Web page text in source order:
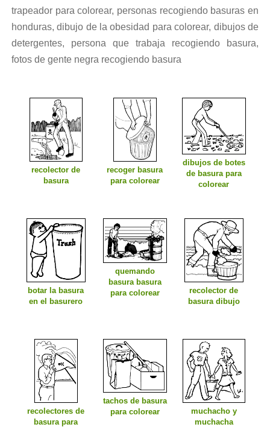
trapeador para colorear, personas recogiendo basuras en
honduras, dibujo de la obesidad para colorear, dibujos de
detergentes, persona que trabaja recogiendo basura,
fotos de gente negra recogiendo basura
recolector de
basura
recoger basura
para colorear
dibujos de botes
de basura para
colorear
botar la basura
en el basurero
quemando
basura basura
para colorear
recolector de
basura dibujo
recolectores de
basura para
tachos de basura
para colorear
muchacho y
muchacha